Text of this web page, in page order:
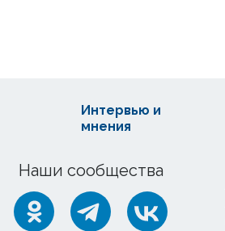
Наши сообщества
Интервью и
мнения